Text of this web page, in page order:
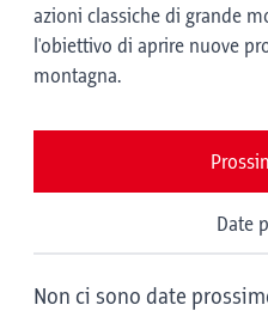
azioni classiche di grande
l'obiettivo di aprire nuove
montagna.
Date
Non ci sono date